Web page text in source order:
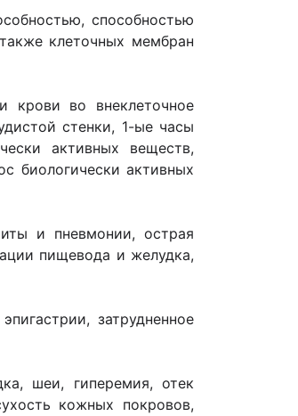
способностью
клеточных мембран
крови во внеклеточное
стенки, 1-ые часы
активных веществ,
биологически активных
и пневмонии, острая
пищевода и желудка,
затрудненное
шеи, гиперемия, отек
кожных покровов,